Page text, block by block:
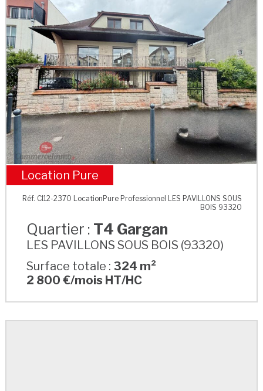
T4 Gargan
Location Pure
Réf. CI12-2370 LocationPure Professionnel LES PAVILLONS SOUS
BOIS 93320
Quartier : T4 Gargan
LES PAVILLONS SOUS BOIS (93320)
Surface totale : 324 m²
2 800 €/mois HT/HC